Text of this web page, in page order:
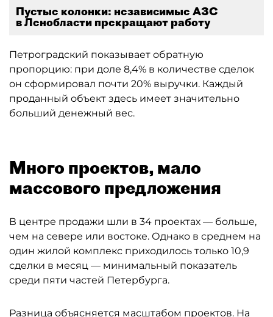
Пустые колонки: независимые АЗС
в Ленобласти прекращают работу
Петроградский показывает обратную
пропорцию: при доле 8,4% в количестве сделок
он сформировал почти 20% выручки. Каждый
проданный объект здесь имеет значительно
больший денежный вес.
Много проектов, мало
массового предложения
В центре продажи шли в 34 проектах — больше,
чем на севере или востоке. Однако в среднем на
один жилой комплекс приходилось только 10,9
сделки в месяц — минимальный показатель
среди пяти частей Петербурга.
Разница объясняется масштабом проектов. На